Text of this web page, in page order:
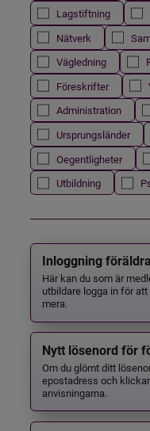
Lagstiftning
Nätverk
Vägledning
Föreskrifter
Administration
Ursprungsländer
Oegentligheter
Utbildning
Inloggning
Här kan du som är
utbildare logga in för
mera.
Nytt lösenord för
Om du glömt ditt
epostadress och
anvisningarna.